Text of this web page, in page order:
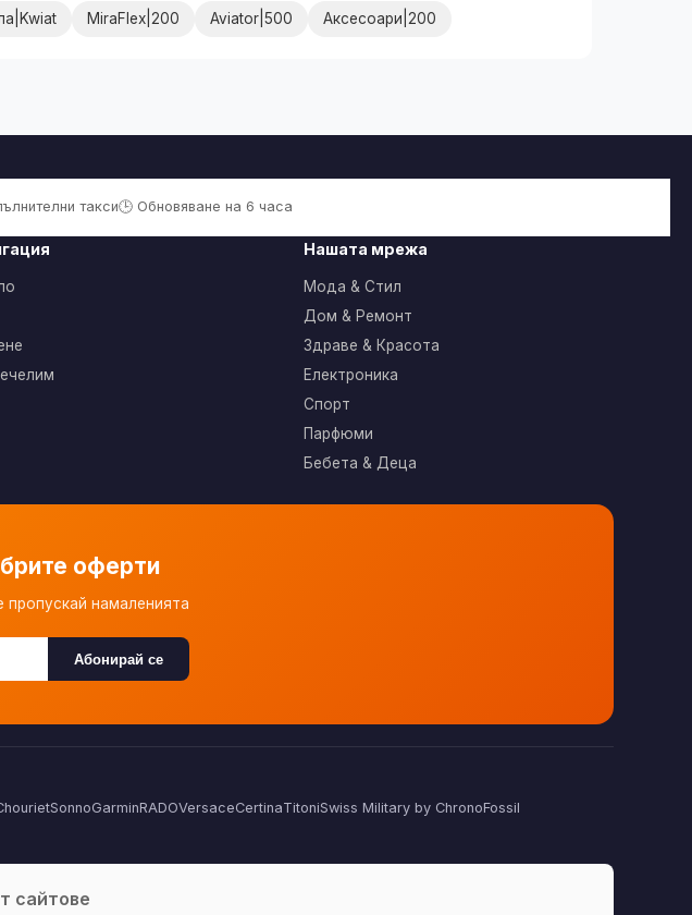
MiraFlex|200 Aviator|500 Аксесоари|200
такси🕒 Обновяване на 6 часа
Нашата мрежа
Мода & Стил
Дом & Ремонт
Здраве & Красота
Електроника
Спорт
Парфюми
Бебета & Деца
оферти
намаленията
Абонирай се
SonnoGarminRADOVersaceCertinaTitoniSwiss Military by ChronoFossil
сайтове